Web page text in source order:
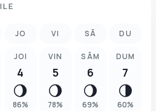
JO VI SÂ DU
JOI
4
🌖
86%
VIN
5
🌖
78%
SÂM
6
🌖
69%
DUM
7
🌗
60%